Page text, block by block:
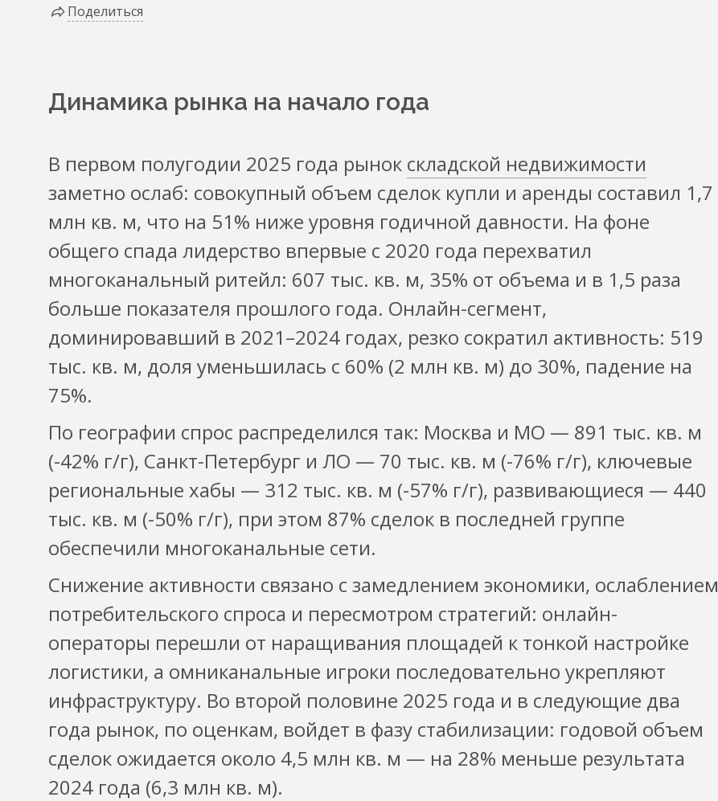
Поделиться
Динамика рынка на начало года
В первом полугодии 2025 года рынок складской недвижимости
заметно ослаб: совокупный объем сделок купли и аренды составил 1,7
млн кв. м, что на 51% ниже уровня годичной давности. На фоне
общего спада лидерство впервые с 2020 года перехватил
многоканальный ритейл: 607 тыс. кв. м, 35% от объема и в 1,5 раза
больше показателя прошлого года. Онлайн-сегмент,
доминировавший в 2021–2024 годах, резко сократил активность: 519
тыс. кв. м, доля уменьшилась с 60% (2 млн кв. м) до 30%, падение на
75%.
По географии спрос распределился так: Москва и МО — 891 тыс. кв. м
(-42% г/г), Санкт-Петербург и ЛО — 70 тыс. кв. м (-76% г/г), ключевые
региональные хабы — 312 тыс. кв. м (-57% г/г), развивающиеся — 440
тыс. кв. м (-50% г/г), при этом 87% сделок в последней группе
обеспечили многоканальные сети.
Снижение активности связано с замедлением экономики, ослаблением
потребительского спроса и пересмотром стратегий: онлайн-
операторы перешли от наращивания площадей к тонкой настройке
логистики, а омниканальные игроки последовательно укрепляют
инфраструктуру. Во второй половине 2025 года и в следующие два
года рынок, по оценкам, войдет в фазу стабилизации: годовой объем
сделок ожидается около 4,5 млн кв. м — на 28% меньше результата
2024 года (6,3 млн кв. м).